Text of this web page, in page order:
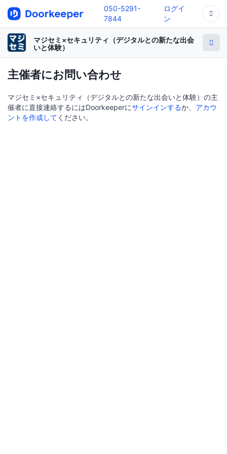
050-5291-
7844
ログイ
ン
マジセミ×セキュリティ（デジタルとの新たな出会
いと体験）
主催者にお問い合わせ
マジセミ×セキュリティ（デジタルとの新たな出会いと体験）の主
催者に直接連絡するにはDoorkeeperにサインインするか、 アカウ
ントを作成して ください。